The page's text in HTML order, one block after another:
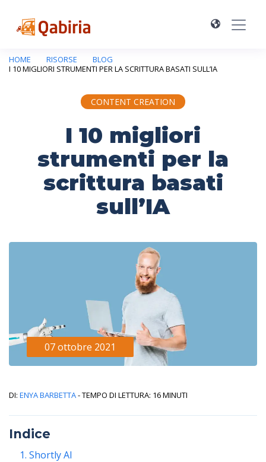
HOME RISORSE
BLOG
I 10 MIGLIORI STRUMENTI PER LA SCRITTURA BASATI SULL’IA
CONTENT CREATION
I 10 migliori
strumenti per la
scrittura basati
sull’IA
07 ottobre 2021
Di:Enya Barbetta- Tempo di lettura: 16 minuti
Indice
1. Shortly AI